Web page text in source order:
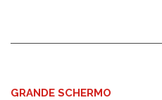
GRANDE SCHERMO